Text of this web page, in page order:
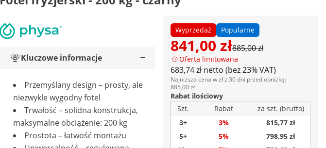
Wyprzedaż Popularne
841,00 zł885,00 zł
Oferta limitowana
683,74 zł netto (bez 23% VAT)
Najniższa cena w zł z 30 dni przed obniżką:
885,00 zł
Rabat ilościowy
Szt.
Rabat
za szt. (brutto)
3+
3%
815,77 zł
5+
5%
798,95 zł
Kluczowe informacje
Przemyślany design – prosty, ale
niezwykle wygodny fotel
Trwałość – solidna konstrukcja,
maksymalne obciążenie: 200 kg
Prostota – łatwość montażu